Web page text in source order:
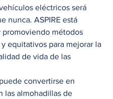
eléctricos será
nunca. ASPIRE está
promoviendo métodos
equitativos para mejorar la
de vida de las
convertirse en
las almohadillas de